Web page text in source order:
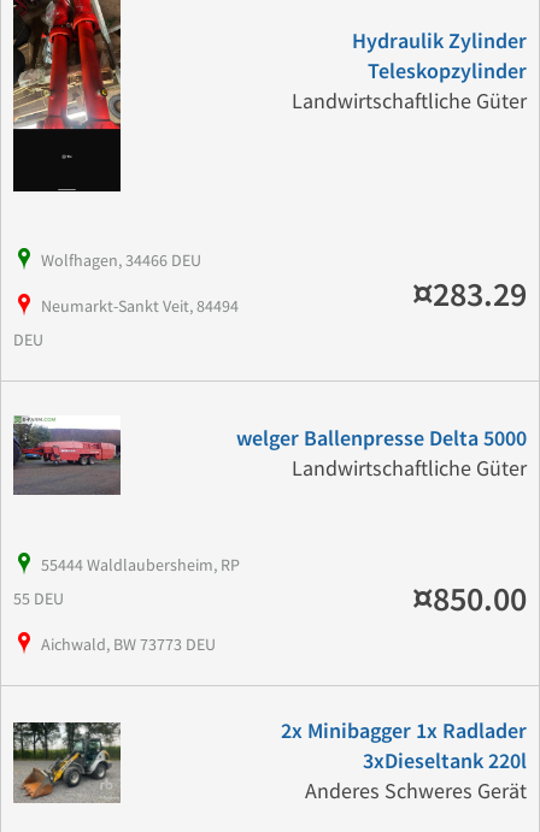
Hydraulik Zylinder
Teleskopzylinder
Landwirtschaftliche Güter
Wolfhagen, 34466 DEU
Neumarkt-Sankt Veit, 84494
DEU
¤283.29
welger Ballenpresse Delta 5000
Landwirtschaftliche Güter
55444 Waldlaubersheim, RP
55 DEU
Aichwald, BW 73773 DEU
¤850.00
2x Minibagger 1x Radlader
3xDieseltank 220l
Anderes Schweres Gerät